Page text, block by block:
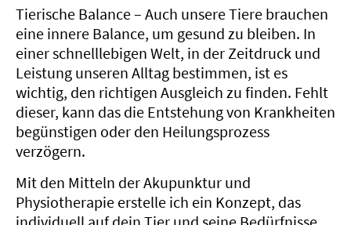
Tierische Balance – Auch unsere Tiere brauchen
eine innere Balance, um gesund zu bleiben. In
einer schnelllebigen Welt, in der Zeitdruck und
Leistung unseren Alltag bestimmen, ist es
wichtig, den richtigen Ausgleich zu finden. Fehlt
dieser, kann das die Entstehung von Krankheiten
begünstigen oder den Heilungsprozess
verzögern.
Mit den Mitteln der Akupunktur und
Physiotherapie erstelle ich ein Konzept, das